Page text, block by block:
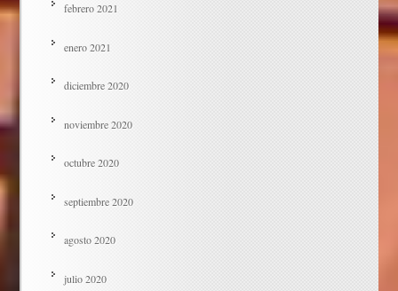
febrero 2021
enero 2021
diciembre 2020
noviembre 2020
octubre 2020
septiembre 2020
agosto 2020
julio 2020